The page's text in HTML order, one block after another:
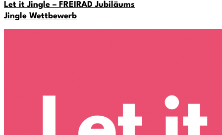
Let it Jingle – FREIRAD Jubiläums
Jingle Wettbewerb